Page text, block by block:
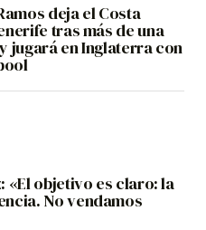
deja el Costa
tras más de una
jugará en Inglaterra con
«El objetivo es claro: la
No vendamos